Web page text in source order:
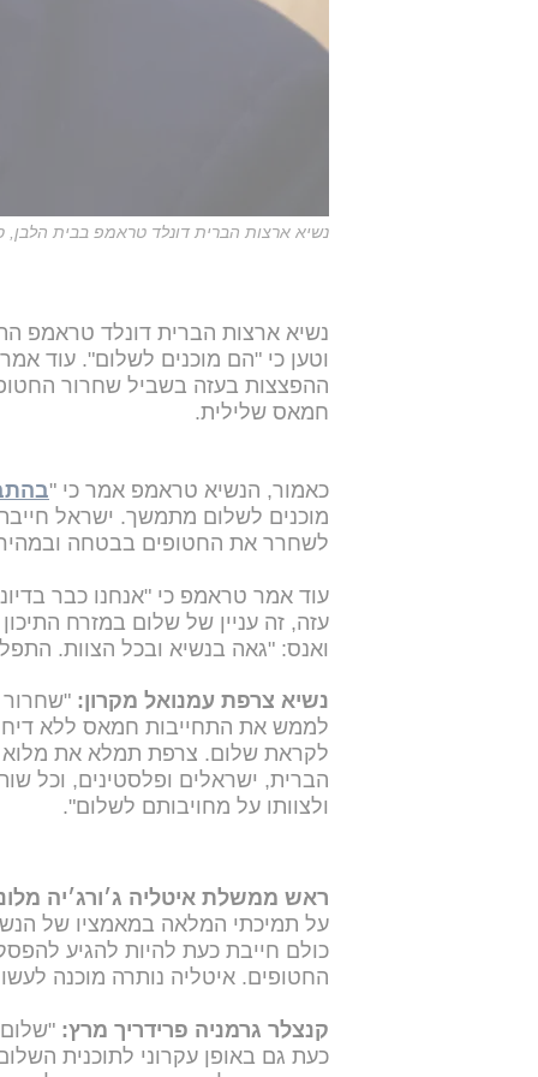
נשיא ארצות הברית דונלד טראמפ בבית הלבן,
נשיא ארצות הברית דונלד טראמפ
וטען כי "הם מוכנים לשלום". עוד
ההפצצות בעזה בשביל שחרור
חמאס שלילית.
כאמור, הנשיא טראמפ אמר כי "
מוכנים לשלום מתמשך. ישראל
לשחרר את החטופים בבטחה
עוד אמר טראמפ כי "אנחנו כבר
עזה, זה עניין של שלום במזרח
ואנס: "גאה בנשיא ובכל הצוות.
נשיא צרפת עמנואל מקרון:
לממש את התחייבות חמאס ללא
לקראת שלום. צרפת תמלא את
הברית, ישראלים ופלסטינים, וכל
ולצוותו על מחויבותם לשלום".
ראש ממשלת איטליה ג׳ורג׳יה
על תמיכתי המלאה במאמציו של
כולם חייבת כעת להיות להגיע
החטופים. איטליה נותרה מוכנה
קנצלר גרמניה פרידריך מרץ:
כעת גם באופן עקרוני לתוכנית